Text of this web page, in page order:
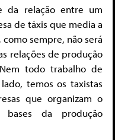
da relação entre um
de táxis que media a
sempre, não será
relações de produção
todo trabalho de
temos os taxistas
que organizam o
bases da produção